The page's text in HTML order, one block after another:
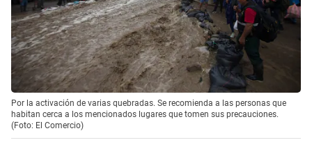
Por la activación de varias quebradas. Se recomienda a las personas que
habitan cerca a los mencionados lugares que tomen sus precauciones.
(Foto: El Comercio)